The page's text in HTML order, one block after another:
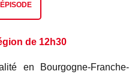
de 12h30
en Bourgogne-Franche-